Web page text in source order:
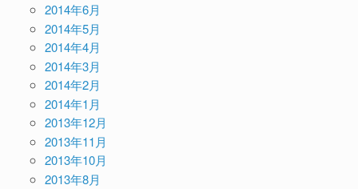
2014年6月
2014年5月
2014年4月
2014年3月
2014年2月
2014年1月
2013年12月
2013年11月
2013年10月
2013年8月